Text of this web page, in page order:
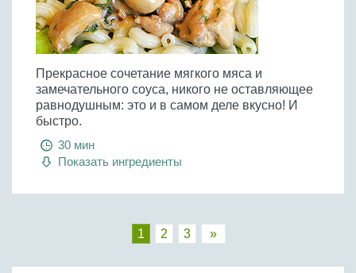
Прекрасное сочетание мягкого мяса и
замечательного соуса, никого не оставляющее
равнодушным: это и в самом деле вкусно! И
быстро.
30 мин
Показать ингредиенты
1 2 3 »